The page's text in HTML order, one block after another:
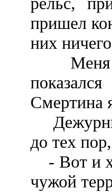
пришел
них
Меня
Смертина
до тех
- Вот и
чужой